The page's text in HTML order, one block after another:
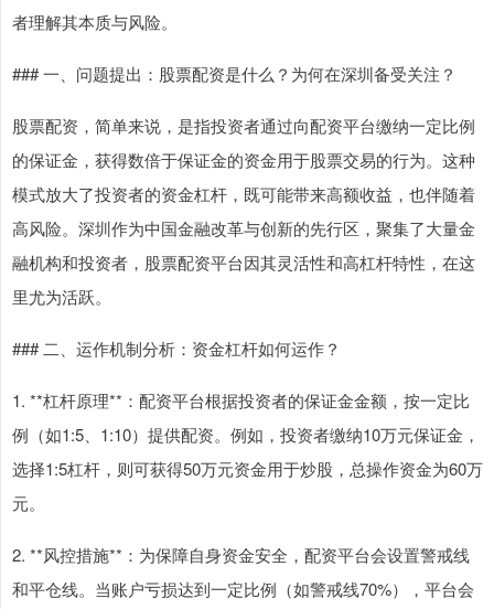
者理解其本质与风险。
### 一、问题提出：股票配资是什么？为何在深圳备受关注？
股票配资，简单来说，是指投资者通过向配资平台缴纳一定比例
的保证金，获得数倍于保证金的资金用于股票交易的行为。这种
模式放大了投资者的资金杠杆，既可能带来高额收益，也伴随着
高风险。深圳作为中国金融改革与创新的先行区，聚集了大量金
融机构和投资者，股票配资平台因其灵活性和高杠杆特性，在这
里尤为活跃。
### 二、运作机制分析：资金杠杆如何运作？
1. **杠杆原理**：配资平台根据投资者的保证金金额，按一定比
例（如1:5、1:10）提供配资。例如，投资者缴纳10万元保证金，
选择1:5杠杆，则可获得50万元资金用于炒股，总操作资金为60万
元。
2. **风控措施**：为保障自身资金安全，配资平台会设置警戒线
和平仓线。当账户亏损达到一定比例（如警戒线70%），平台会